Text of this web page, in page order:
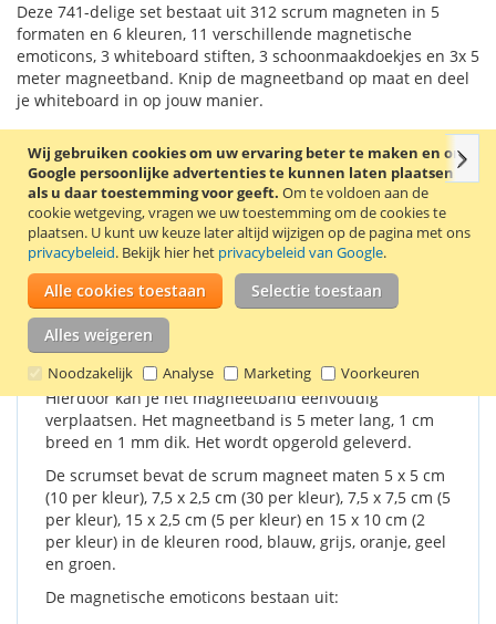
Wij gebruiken cookies om uw ervaring beter te maken en om
Google persoonlijke advertenties te kunnen laten plaatsen
als u daar toestemming voor geeft. Om te voldoen aan de
cookie wetgeving, vragen we uw toestemming om de cookies te
plaatsen. U kunt uw keuze later altijd wijzigen op de pagina met ons
privacybeleid. Bekijk hier het privacybeleid van Google.
Alle cookies toestaan Selectie toestaan
Alles weigeren
Noodzakelijk Analyse Marketing Voorkeuren
Deze 741-delige set bestaat uit 312 scrum magneten in 5
formaten en 6 kleuren, 11 verschillende magnetische
emoticons, 3 whiteboard stiften, 3 schoonmaakdoekjes en 3x 5
meter magneetband. Knip de magneetband op maat en deel
je whiteboard in op jouw manier.
Details Productkenmerken Reviews
De scrum magneten zijn geschikt voor een
magnetisch whiteboard en kunnen bijvoorbeeld
worden gebruikt om doelen, uitspraken en resultaten
extra visueel te maken. De magneten zijn
herschrijfbaar en zijn een duurzaam alternatief voor
papieren memoblaadjes.
Het magneetband is aan beide kanten magnetisch.
Hierdoor kan je het magneetband eenvoudig
verplaatsen. Het magneetband is 5 meter lang, 1 cm
breed en 1 mm dik. Het wordt opgerold geleverd.
De scrumset bevat de scrum magneet maten 5 x 5 cm
(10 per kleur), 7,5 x 2,5 cm (30 per kleur), 7,5 x 7,5 cm (5
per kleur), 15 x 2,5 cm (5 per kleur) en 15 x 10 cm (2
per kleur) in de kleuren rood, blauw, grijs, oranje, geel
en groen.
De magnetische emoticons bestaan uit: